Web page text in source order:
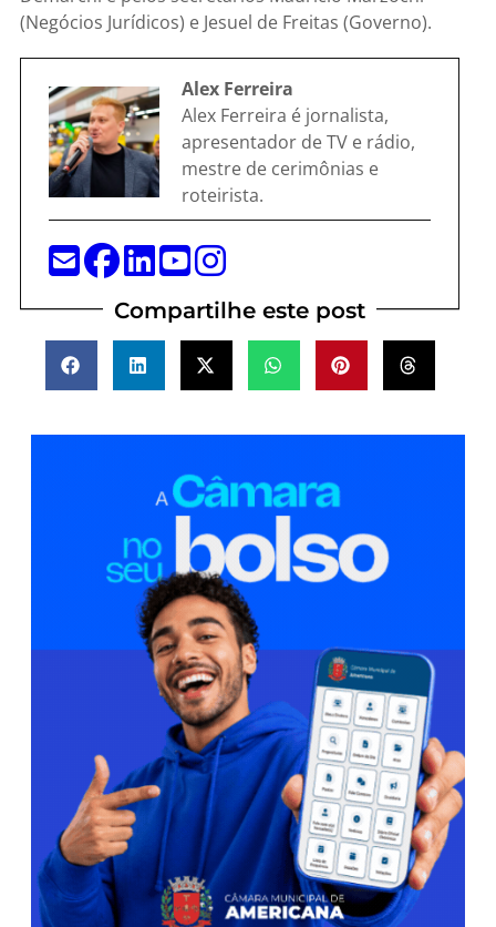
(Negócios Jurídicos) e Jesuel de Freitas (Governo).
Alex Ferreira
Alex Ferreira é jornalista,
apresentador de TV e rádio,
mestre de cerimônias e
roteirista.
Compartilhe este post